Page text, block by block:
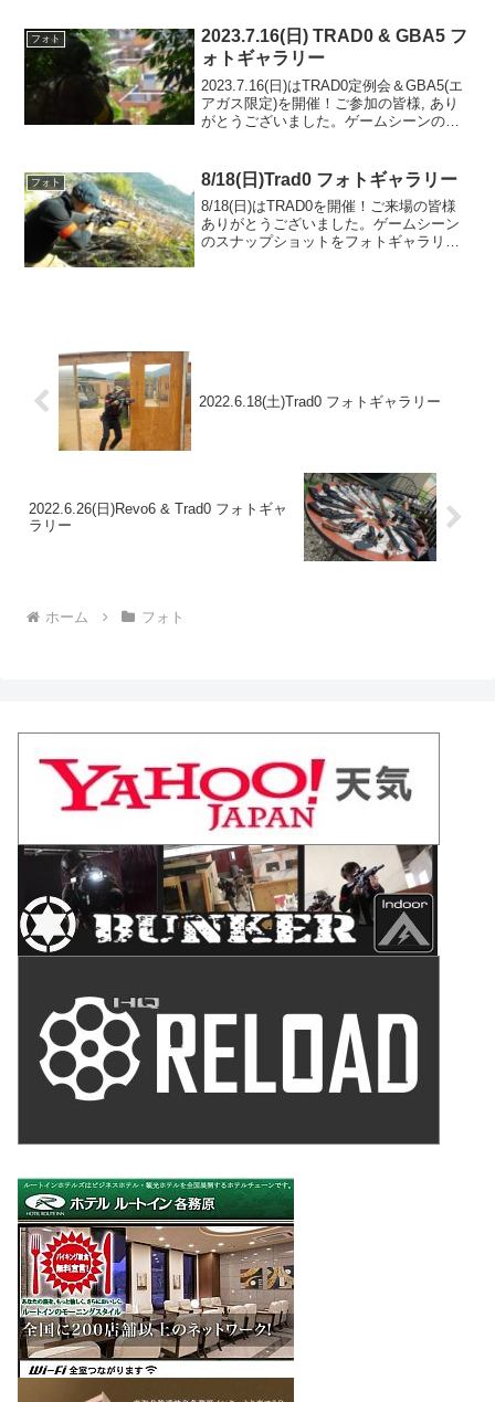
ォトアルバムをみる(Google Phot...
フォト
2023.7.16(日) TRAD0 & GBA5 フ
ォトギャラリー
2023.7.16(日)はTRAD0定例会＆GBA5(エ
アガス限定)を開催！ご参加の皆様, あり
がとうございました。ゲームシーンのス
ご利用をお待ちしております。MAP...
フォト 8/18(日)Trad0 フォトギャラリー
8/18(日)はTRAD0を開催！ご来場の皆様
ありがとうございました。ゲームシーン
のスナップショットをフォトギャラリー
2022.6.18(土)Trad0 フォトギャラリー
2022.6.26(日)Revo6 & Trad0 フォトギャ
ラリー
ホーム フォト